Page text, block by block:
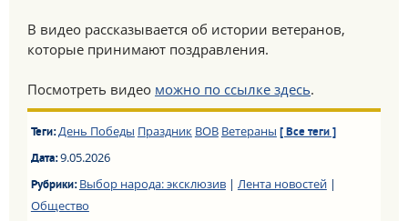
В видео рассказывается об истории ветеранов,
которые принимают поздравления.
Посмотреть видео можно по ссылке здесь.
Теги:День Победы Праздник ВОВ Ветераны [ Все теги ]
Дата:9.05.2026
Рубрики:Выбор народа: эксклюзив| Лента новостей|
Общество